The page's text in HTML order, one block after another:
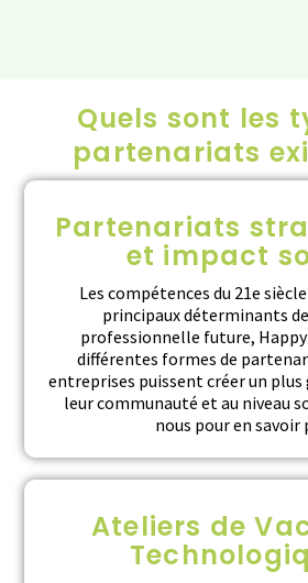
Quels sont les
partenariats
Partenariats
et impact
Les compétences du 21e
principaux déterminants
professionnelle future, Happy
différentes formes de
entreprises puissent créer un
leur communauté et au niveau
nous pour en savoir
Ateliers de